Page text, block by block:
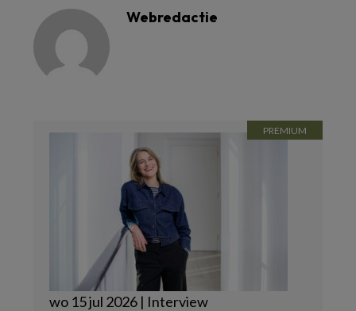
Webredactie
wo 15 jul 2026 | Interview